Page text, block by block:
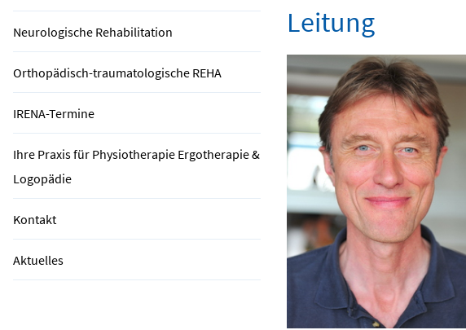
Neurologische Rehabilitation
Orthopädisch-traumatologische REHA
IRENA-Termine
Ihre Praxis für Physiotherapie Ergotherapie &
Logopädie
Kontakt
Aktuelles
Leitung